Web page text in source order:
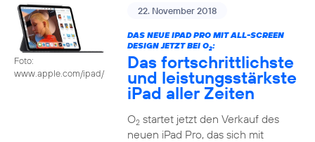
Foto:
www.apple.com/ipad/
22. November 2018
DAS NEUE IPAD PRO MIT ALL-SCREEN
DESIGN JETZT BEI O2:
Das fortschrittlichste
und leistungsstärkste
iPad aller Zeiten
O2startet jetzt den Verkauf des
neuen iPad Pro, das sich mit